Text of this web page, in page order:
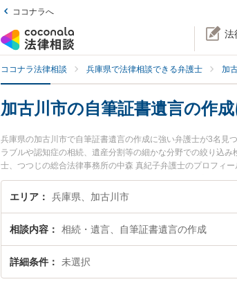
ココナラへ
法
ココナラ法律相談 兵庫県で法律相談できる弁護士 加
加古川市の自筆証書遺言の作
兵庫県の加古川市で自筆証書遺言の作成に強い弁護士が3名見
ラブルや認知症の相続、遺産分割等の細かな分野での絞り込
士、つつじの総合法律事務所の中森 真紀子弁護士のプロフィ
ラブルを今すぐに弁護士に相談したい』『自筆証書遺言の作
古川市内の弁護士に相談予約したい』などでお困りの相談者さ
エリア 兵庫県、加古川市
相談内容 相続・遺言、自筆証書遺言の作成
詳細条件 未選択